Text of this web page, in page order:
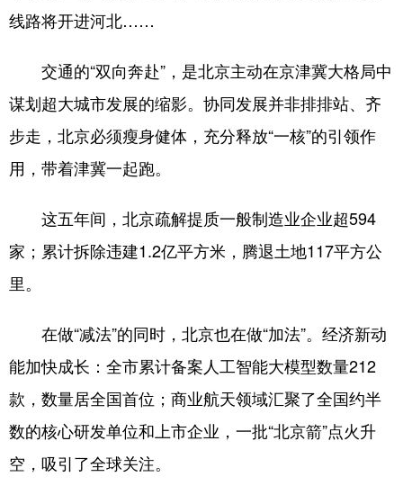
线路将开进河北……
交通的“双向奔赴”，是北京主动在京津冀大格局中
谋划超大城市发展的缩影。协同发展并非排排站、齐
步走，北京必须瘦身健体，充分释放“一核”的引领作
用，带着津冀一起跑。
这五年间，北京疏解提质一般制造业企业超594
家；累计拆除违建1.2亿平方米，腾退土地117平方公
里。
在做“减法”的同时，北京也在做“加法”。经济新动
能加快成长：全市累计备案人工智能大模型数量212
款，数量居全国首位；商业航天领域汇聚了全国约半
数的核心研发单位和上市企业，一批“北京箭”点火升
空，吸引了全球关注。